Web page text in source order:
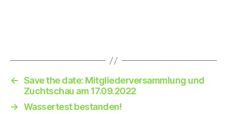
← Save the date: Mitgliederversammlung und
Zuchtschau am 17.09.2022
→ Wassertest bestanden!